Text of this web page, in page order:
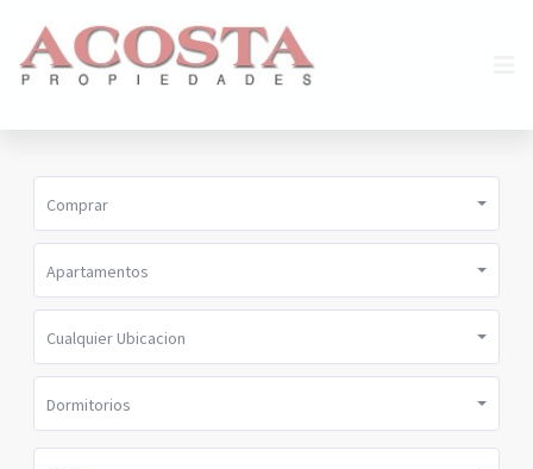
Comprar
Apartamentos
Cualquier Ubicacion
Dormitorios